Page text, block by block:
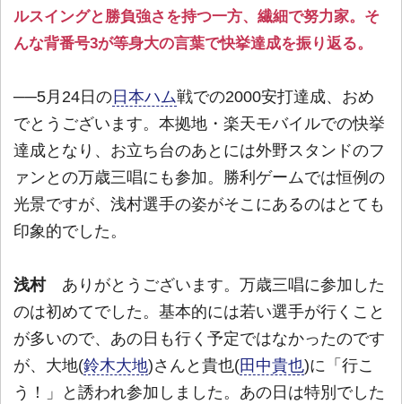
ルスイングと勝負強さを持つ一方、繊細で努力家。そ
んな背番号3が等身大の言葉で快挙達成を振り返る。
──5月24日の 日本ハム戦での2000安打達成、おめ
でとうございます。本拠地・楽天モバイルでの快挙
達成となり、お立ち台のあとには外野スタンドのフ
ァンとの万歳三唱にも参加。勝利ゲームでは恒例の
光景ですが、浅村選手の姿がそこにあるのはとても
印象的でした。
浅村ありがとうございます。万歳三唱に参加した
のは初めてでした。基本的には若い選手が行くこと
が多いので、あの日も行く予定ではなかったのです
が、大地(鈴木大地)さんと貴也(田中貴也)に「行こ
う！」と誘われ参加しました。あの日は特別でした